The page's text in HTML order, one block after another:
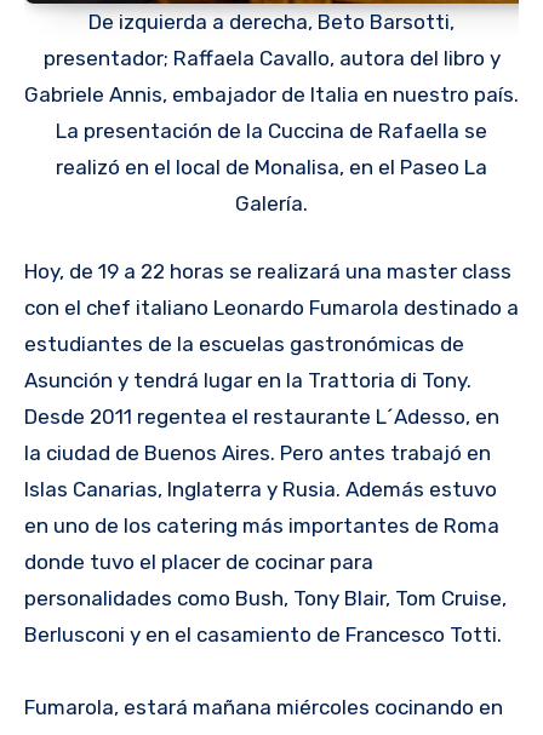
De izquierda a derecha, Beto Barsotti,
presentador; Raffaela Cavallo, autora del libro y
Gabriele Annis, embajador de Italia en nuestro país.
La presentación de la Cuccina de Rafaella se
realizó en el local de Monalisa, en el Paseo La
Galería.
Hoy, de 19 a 22 horas se realizará una master class
con el chef italiano Leonardo Fumarola destinado a
estudiantes de la escuelas gastronómicas de
Asunción y tendrá lugar en la Trattoria di Tony.
Desde 2011 regentea el restaurante L´Adesso, en
la ciudad de Buenos Aires. Pero antes trabajó en
Islas Canarias, Inglaterra y Rusia. Además estuvo
en uno de los catering más importantes de Roma
donde tuvo el placer de cocinar para
personalidades como Bush, Tony Blair, Tom Cruise,
Berlusconi y en el casamiento de Francesco Totti.
Fumarola, estará mañana miércoles cocinando en